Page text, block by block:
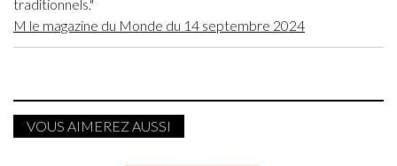
traditionnels."
M le magazine du Monde du 14 septembre 2024
VOUS AIMEREZ AUSSI